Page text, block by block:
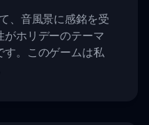
、音風景に感銘を受
がホリデーのテーマ
す。このゲームは私